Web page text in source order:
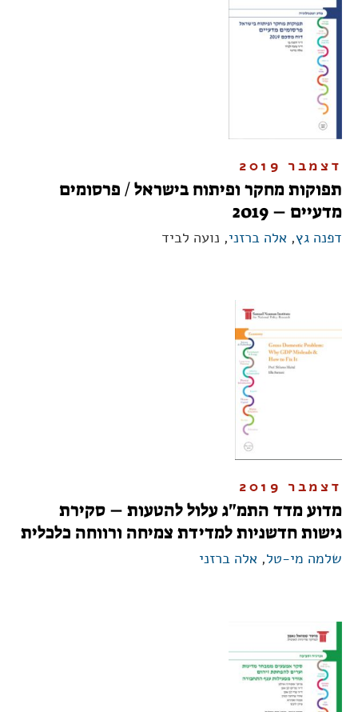
דצמבר 2019
תפוקות מחקר ופיתוח בישראל / פרסומים
מדעיים – 2019
דפנה גץ, אלה ברזני, נועה לביד
דצמבר 2019
מדוע מדד התמ"ג עלול להטעות – סקירת
גישות חדשניות למדידת צמיחה ורווחה כלכלית
שלמה מי-טל, אלה ברזני